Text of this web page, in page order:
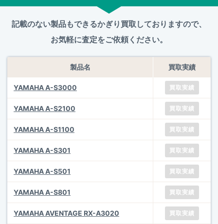
記載のない製品もできるかぎり買取しておりますので、
お気軽に査定をご依頼ください。
製品名 買取実績
YAMAHA A-S3000 買取実績
YAMAHA A-S2100 買取実績
YAMAHA A-S1100 買取実績
YAMAHA A-S301 買取実績
YAMAHA A-S501 買取実績
YAMAHA A-S801 買取実績
YAMAHA AVENTAGE RX-A3020 買取実績